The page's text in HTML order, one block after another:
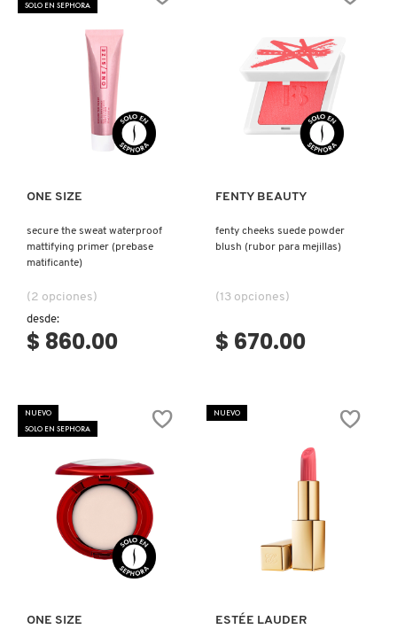
NEST New York
NUDESTIX
PATCHOLOGY
PATRICK TA
PEACE OUT SKINCARE
SOLO EN SEPHORA
Ver más
ONE SIZE
secure the sweat waterproof
mattifying primer (prebase
matificante)
(2 opciones)
desde:
$ 860.00
Ver más
FENTY BEAUTY
fenty cheeks suede powder
blush (rubor para mejillas)
(13 opciones)
$ 670.00
NUEVO
SOLO EN SEPHORA
Ver más
ONE SIZE
NUEVO
Ver más
ESTÉE LAUDER